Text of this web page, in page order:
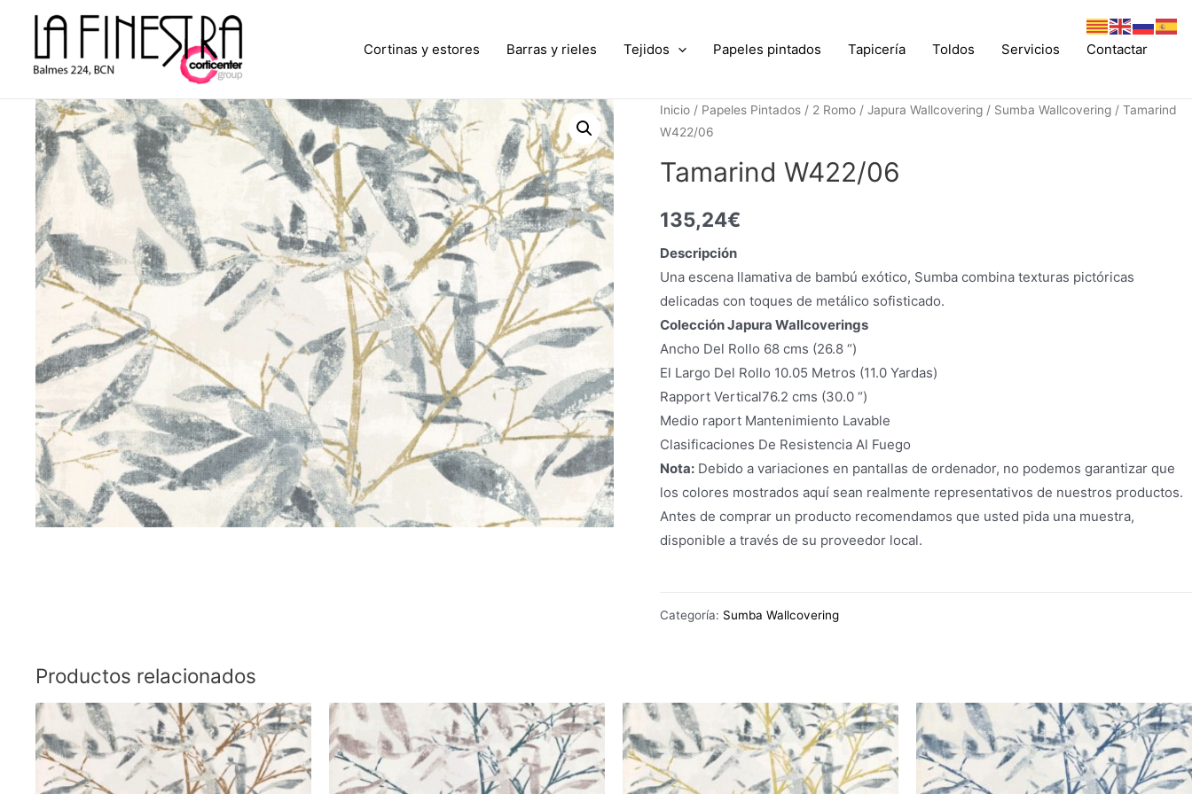
Cortinas y estores Barras y rieles Tejidos Papeles pintados Tapicería Toldos Servicios Contactar
Inicio / Papeles Pintados / 2 Romo /Japura Wallcovering / Sumba Wallcovering / Tamarind
W422/06
Tamarind W422/06
135,24€
Descripción
Una escena llamativa de bambú exótico, Sumba combina texturas pictóricas
delicadas con toques de metálico sofisticado.
Colección Japura Wallcoverings
Ancho Del Rollo 68 cms (26.8 “)
El Largo Del Rollo 10.05 Metros (11.0 Yardas)
Rapport Vertical76.2 cms (30.0 “)
Medio raport Mantenimiento Lavable
Clasificaciones De Resistencia Al Fuego
Nota: Debido a variaciones en pantallas de ordenador, no podemos garantizar que
los colores mostrados aquí sean realmente representativos de nuestros productos.
Antes de comprar un producto recomendamos que usted pida una muestra,
disponible a través de su proveedor local.
Categoría: Sumba Wallcovering
Productos relacionados